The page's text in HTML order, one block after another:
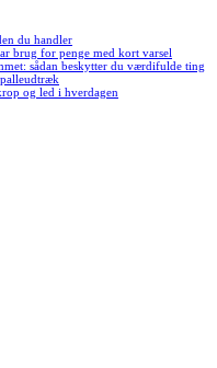
du handler
brug for penge med kort varsel
sådan beskytter du værdifulde ting
og led i hverdagen